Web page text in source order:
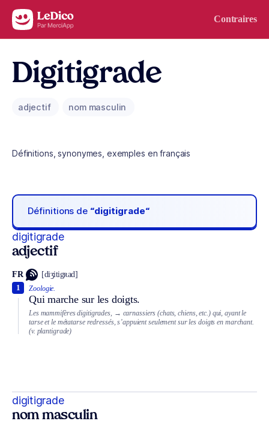
Aller au contenu Contraires
Digitigrade
adjectif nom masculin
Définitions, synonymes, exemples en français
Définitions de “digitigrade“
digitigrade
adjectif
FR [diʒitigʀad]
Zoologie.
Qui marche sur les doigts.
1
Les mammifères digitigrades, → carnassiers (chats, chiens, etc.) qui, ayant le
tarse et le métatarse redressés, s’appuient seulement sur les doigts en marchant.
(v. plantigrade)
digitigrade
nom masculin